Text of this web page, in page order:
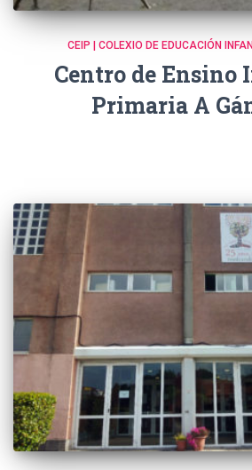
CEIP | COLEXIO DE EDUCACIÓN
Centro de Ensino
Primaria A